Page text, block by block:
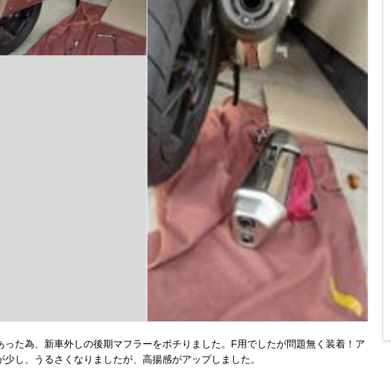
った為、新車外しの後期マフラーをポチりました。F用でしたが問題無く装着！ア
少し、うるさくなりましたが、高揚感がアップしました。